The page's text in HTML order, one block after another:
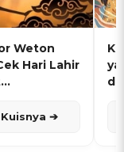
Weton
Hari Lahir
➔